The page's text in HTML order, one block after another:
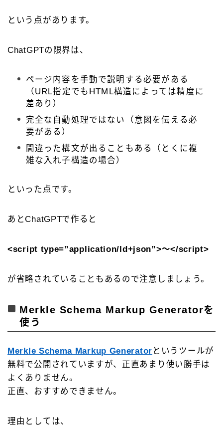
という点があります。
ChatGPTの限界は、
ページ内容を手動で説明する必要がある
（URL指定でもHTML構造によっては精度に
差あり）
完全な自動処理ではない（意図を伝える必
要がある）
間違った構文が出ることもある（とくに複
雑な入れ子構造の場合）
といった点です。
あとChatGPTで作ると
<script type=”application/ld+json”>～</script>
が省略されていることもあるので注意しましょう。
Merkle Schema Markup Generatorを
使う
Merkle Schema Markup Generator というツールが
無料で公開されていますが、正直あまり使い勝手は
よくありません。
正直、おすすめできません。
理由としては、